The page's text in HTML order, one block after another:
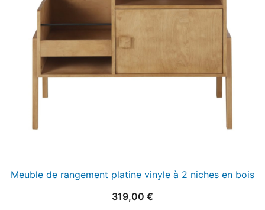
Meuble de rangement platine vinyle à 2 niches en bois
319,00 €